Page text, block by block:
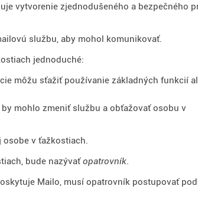
vytvorenie zjednodušeného a bezpečného
službu, aby mohol komunikovať.
jednoduché:
môžu sťažiť používanie základných funkcií
mohlo zmeniť službu a obťažovať osobu v
v ťažkostiach.
bude nazývaťopatrovník
Mailo, musí opatrovník postupovať